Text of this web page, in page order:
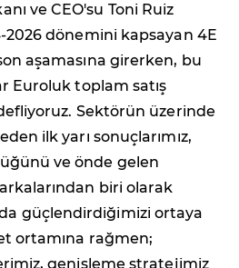
ve CEO'su Toni Ruiz
2026 dönemini kapsayan 4E
aşamasına girerken, bu
Euroluk toplam satış
Sektörün üzerinde
ilk yarı sonuçlarımız,
ve önde gelen
biri olarak
güçlendirdiğimizi ortaya
ortamına rağmen;
genişleme stratejimiz